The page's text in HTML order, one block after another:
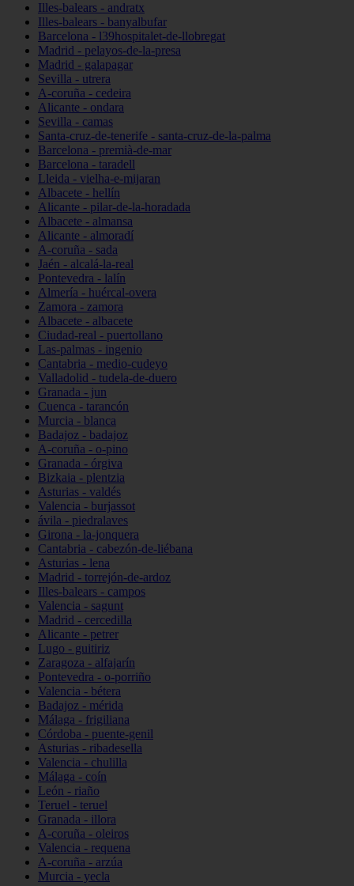
Illes-balears - andratx
Illes-balears - banyalbufar
Barcelona - l39hospitalet-de-llobregat
Madrid - pelayos-de-la-presa
Madrid - galapagar
Sevilla - utrera
A-coruña - cedeira
Alicante - ondara
Sevilla - camas
Santa-cruz-de-tenerife - santa-cruz-de-la-palma
Barcelona - premià-de-mar
Barcelona - taradell
Lleida - vielha-e-mijaran
Albacete - hellín
Alicante - pilar-de-la-horadada
Albacete - almansa
Alicante - almoradí
A-coruña - sada
Jaén - alcalá-la-real
Pontevedra - lalín
Almería - huércal-overa
Zamora - zamora
Albacete - albacete
Ciudad-real - puertollano
Las-palmas - ingenio
Cantabria - medio-cudeyo
Valladolid - tudela-de-duero
Granada - jun
Cuenca - tarancón
Murcia - blanca
Badajoz - badajoz
A-coruña - o-pino
Granada - órgiva
Bizkaia - plentzia
Asturias - valdés
Valencia - burjassot
ávila - piedralaves
Girona - la-jonquera
Cantabria - cabezón-de-liébana
Asturias - lena
Madrid - torrejón-de-ardoz
Illes-balears - campos
Valencia - sagunt
Madrid - cercedilla
Alicante - petrer
Lugo - guitiriz
Zaragoza - alfajarín
Pontevedra - o-porriño
Valencia - bétera
Badajoz - mérida
Málaga - frigiliana
Córdoba - puente-genil
Asturias - ribadesella
Valencia - chulilla
Málaga - coín
León - riaño
Teruel - teruel
Granada - illora
A-coruña - oleiros
Valencia - requena
A-coruña - arzúa
Murcia - yecla